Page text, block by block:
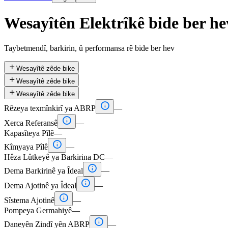
Wesayîtên Elektrîkê bide ber
Taybetmendî, barkirin, û performansa rê bide ber hev
 Wesayîtê zêde bike
 Wesayîtê zêde bike
 Wesayîtê zêde bike
Rêzeya texmînkirî ya ABRP  —
Xerca Referansê  —
Kapasîteya Pîlê—
Kîmyaya Pîlê  —
Hêza Lûtkeyê ya Barkirina DC—
Dema Barkirinê ya Îdeal
 —
Dema Ajotinê ya Îdeal
 —
Sîstema Ajotinê  —
Pompeya Germahiyê—
Daneyên Zindî yên ABRP  —